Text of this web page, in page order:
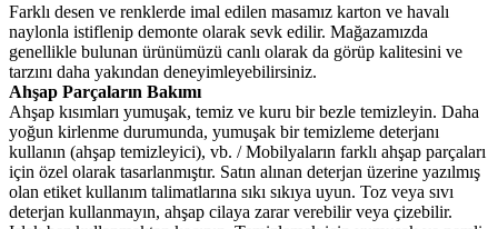
Farklı desen ve renklerde imal edilen masamız karton ve havalı
naylonla istiflenip demonte olarak sevk edilir. Mağazamızda
genellikle bulunan ürünümüzü canlı olarak da görüp kalitesini ve
tarzını daha yakından deneyimleyebilirsiniz.
Ahşap Parçaların Bakımı
Ahşap kısımları yumuşak, temiz ve kuru bir bezle temizleyin. Daha
yoğun kirlenme durumunda, yumuşak bir temizleme deterjanı
kullanın (ahşap temizleyici), vb. / Mobilyaların farklı ahşap parçaları
için özel olarak tasarlanmıştır. Satın alınan deterjan üzerine yazılmış
olan etiket kullanım talimatlarına sıkı sıkıya uyun. Toz veya sıvı
deterjan kullanmayın, ahşap cilaya zarar verebilir veya çizebilir.